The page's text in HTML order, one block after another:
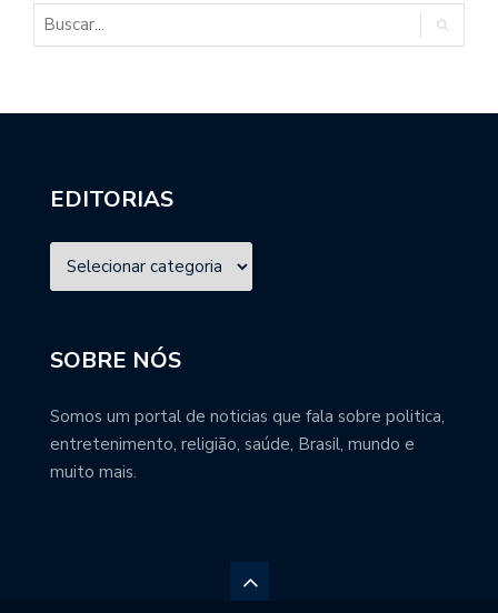
EDITORIAS
SOBRE NÓS
Somos um portal de noticias que fala sobre politica,
entretenimento, religião, saúde, Brasil, mundo e
muito mais.